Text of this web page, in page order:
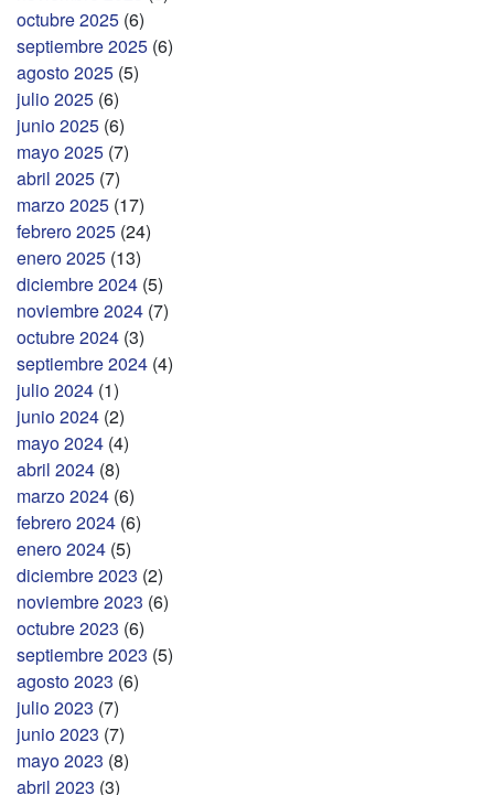
octubre 2025 (6)
septiembre 2025 (6)
agosto 2025 (5)
julio 2025 (6)
junio 2025 (6)
mayo 2025 (7)
abril 2025 (7)
marzo 2025 (17)
febrero 2025 (24)
enero 2025 (13)
diciembre 2024 (5)
noviembre 2024 (7)
octubre 2024 (3)
septiembre 2024 (4)
julio 2024 (1)
junio 2024 (2)
mayo 2024 (4)
abril 2024 (8)
marzo 2024 (6)
febrero 2024 (6)
enero 2024 (5)
diciembre 2023 (2)
noviembre 2023 (6)
octubre 2023 (6)
septiembre 2023 (5)
agosto 2023 (6)
julio 2023 (7)
junio 2023 (7)
mayo 2023 (8)
abril 2023 (3)